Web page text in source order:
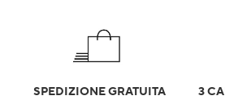
SPEDIZIONE GRATUITA 3